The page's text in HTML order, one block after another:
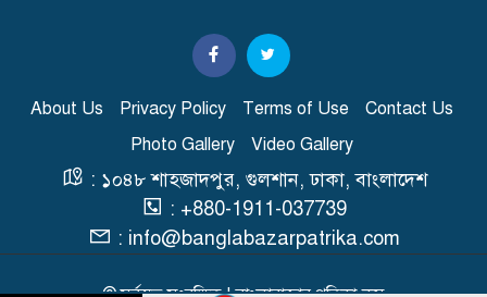
স্বাভাবিক হচ্ছে গ্যাস সরবরাহ
'২০ অগাস্ট রাষ্ট্রপতি নির্বাচন'
About Us Privacy Policy Terms of Use
Contact Us
Photo Gallery
Video Gallery
: ১০৪৮ শাহজাদপুর, গুলশান, ঢাকা, বাংলাদেশ
: +880-1911-037739
: info@banglabazarpatrika.com